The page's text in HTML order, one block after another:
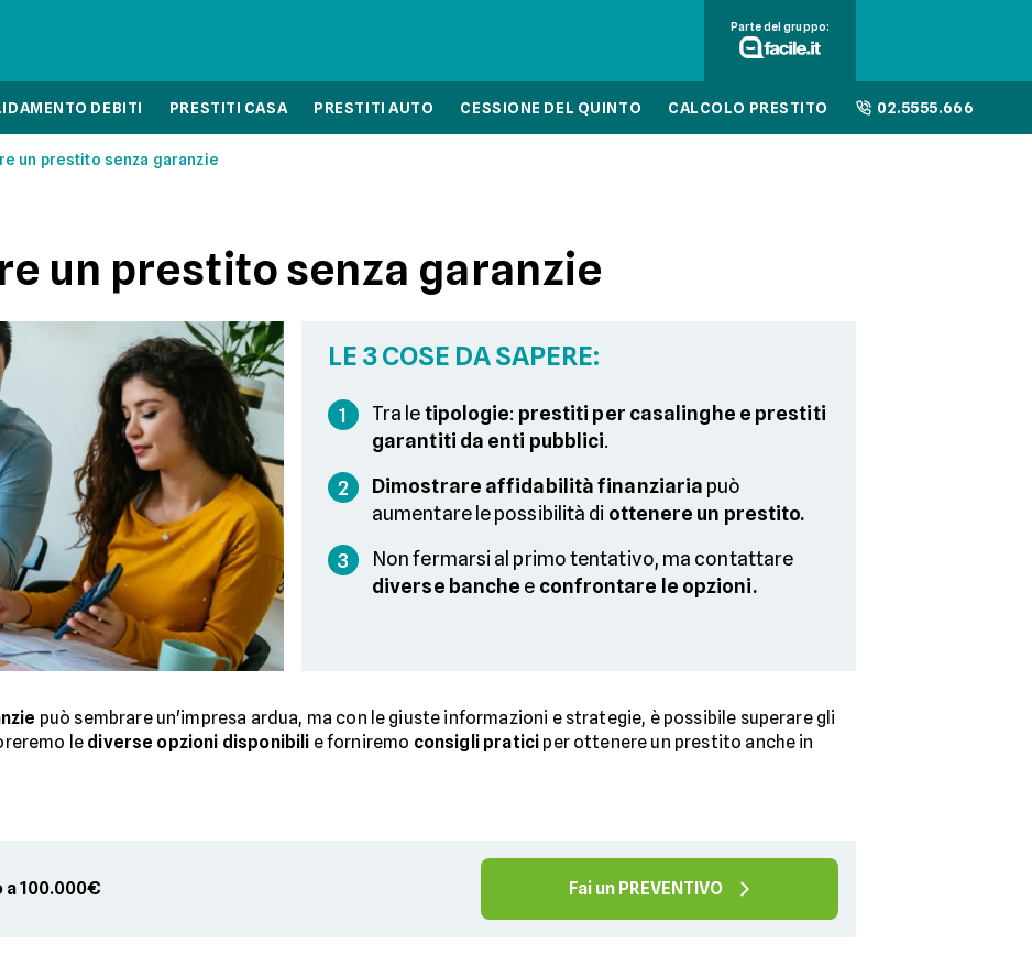
DEBITI PRESTITI CASA PRESTITI AUTO CESSIONE DEL QUINTO CALCOLO PRESTITO 02.5555.666
Parte del gruppo:
un prestito senza garanzie
un prestito senza garanzie
LE 3 COSE DA SAPERE:
1 Tra letipologie: prestiti per casalinghe e prestiti
garantiti da enti pubblici.
2 Dimostrare affidabilitàfinanziaria può
aumentare le possibilità di ottenere un prestito.
3
Non fermarsi al primo tentativo, ma contattare
diverse banche e confrontare le opzioni.
può sembrare un'impresa ardua, ma con le giuste informazioni e strategie, è possibile superare gli
le diverse opzioni disponibili e forniremo consigli pratici per ottenere un prestito anche in
100.000€ Fai un PREVENTIVO